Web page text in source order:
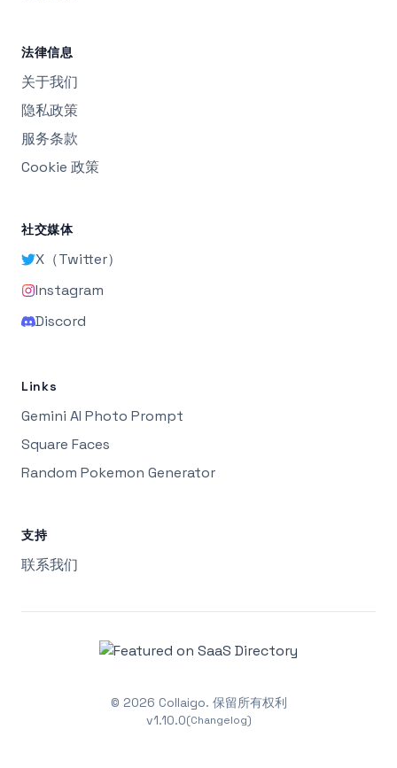
法律信息
关于我们
隐私政策
服务条款
Cookie 政策
社交媒体
X（Twitter）
Instagram
Discord
Links
Gemini AI Photo Prompt
Square Faces
Random Pokemon Generator
支持
联系我们
© 2026 Collaigo. 保留所有权利
v1.10.0(Changelog)